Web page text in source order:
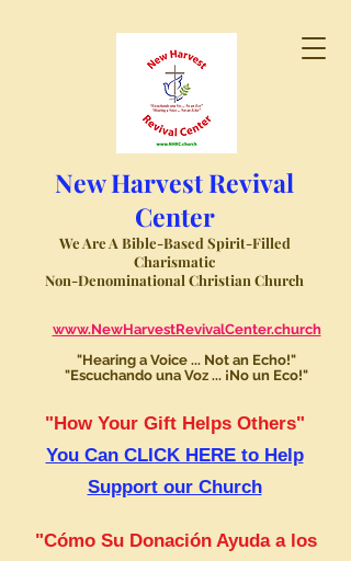
New Harvest Revival
Center
We Are A Bible-Based Spirit-Filled
Charismatic
Non-Denominational Christian Church
www.NewHarvestRevivalCenter.church
"Hearing a Voice ... Not an Echo!"
"Escuchando una Voz ... ¡No un Eco!"
"How Your Gift Helps Others"
You Can CLICK HERE to Help
Support our Church
"Cómo Su Donación Ayuda a los